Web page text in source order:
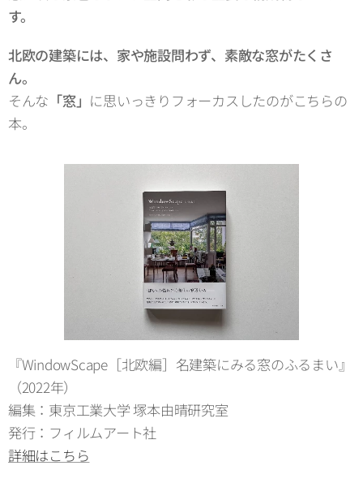
す。
北欧の建築には、家や施設問わず、素敵な窓がたくさ
ん。
そんな 「窓」 に思いっきりフォーカスしたのがこちらの
本。
『WindowScape［北欧編］名建築にみる窓のふるまい』
（2022年）
編集：東京工業大学 塚本由晴研究室
発行：フィルムアート社
詳細はこちら